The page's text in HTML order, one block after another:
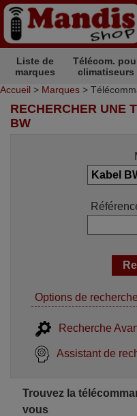
Liste de
marques
Télécom.
climatiseurs
Accueil > Marques >
RECHERCHER UNE
BW
Options de recherche
Recherche
Assistant de
Trouvez la
vous